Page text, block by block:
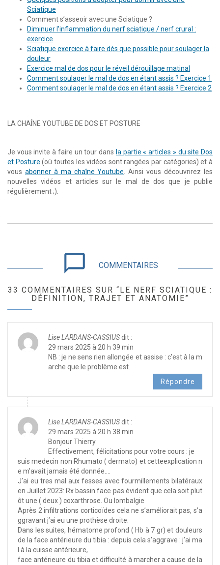
Sciatique
Comment s’asseoir avec une Sciatique ?
Diminuer l’inflammation du nerf sciatique / nerf crural :
exercice
Sciatique exercice à faire dès que possible pour soulager la
douleur
Exercice mal de dos pour le réveil dérouillage matinal
Comment soulager le mal de dos en étant assis ? Exercice 1
Comment soulager le mal de dos en étant assis ? Exercice 2
LA CHAÎNE YOUTUBE DE DOS ET POSTURE
Je vous invite à faire un tour dans la partie « articles » du site Dos
et Posture (où toutes les vidéos sont rangées par catégories) et à
vous abonner à ma chaîne Youtube . Ainsi vous découvrirez les
nouvelles vidéos et articles sur le mal de dos que je publie
régulièrement ;).
chat_bubble_outline COMMENTAIRES
33 COMMENTAIRES SUR “LE NERF SCIATIQUE :
DÉFINITION, TRAJET ET ANATOMIE”
Lise LARDANS-CASSIUSdit :
29 mars 2025 à 20 h 39 min
NB : je ne sens rien allongée et assise : c’est à la m
arche que le problème est.
Répondre
Lise LARDANS-CASSIUSdit :
29 mars 2025 à 20 h 38 min
Bonjour Thierry
Effectivement, félicitations pour votre cours : je
suis medecin non Rhumato ( dermato) et cetteexplication n
e m’avait jamais été donnée….
J’ai eu tres mal aux fesses avec fourmillements bilatéraux
en Juillet 2023: Rx bassin face pas évident que cela soit plut
ôt une ( deux ) coxarthrose. Ou lombalgie
Après 2 infiltrations corticoïdes cela ne s’améliorait pas, s’a
ggravant j’ai eu une prothèse droite.
Dans les suites, hématome profond ( Hb à 7 gr) et douleurs
de la face antérieure du tibia : depuis cela s’aggrave : j’ai ma
l à la cuisse antérieure,
face antérieure du tibia et difficulté à marcher a cause de la